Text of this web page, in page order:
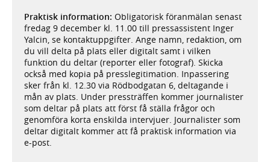
Praktisk information: Obligatorisk föranmälan senast
fredag 9 december kl. 11.00 till pressassistent Inger
Yalcin, se kontaktuppgifter. Ange namn, redaktion, om
du vill delta på plats eller digitalt samt i vilken
funktion du deltar (reporter eller fotograf). Skicka
också med kopia på presslegitimation. Inpassering
sker från kl. 12.30 via Rödbodgatan 6, deltagande i
mån av plats. Under pressträffen kommer journalister
som deltar på plats att först få ställa frågor och
genomföra korta enskilda intervjuer. Journalister som
deltar digitalt kommer att få praktisk information via
e-post.